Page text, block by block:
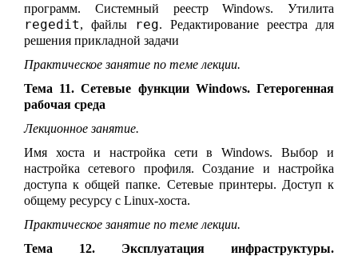
программ. Системный реестр Windows. Утилита
regedit, файлы reg. Редактирование реестра для
решения прикладной задачи
Практическое занятие по теме лекции.
Тема 11. Сетевые функции Windows. Гетерогенная
рабочая среда
Лекционное занятие.
Имя хоста и настройка сети в Windows. Выбор и
настройка сетевого профиля. Создание и настройка
доступа к общей папке. Сетевые принтеры. Доступ к
общему ресурсу с Linux-хоста.
Практическое занятие по теме лекции.
Тема 12. Эксплуатация инфраструктуры.